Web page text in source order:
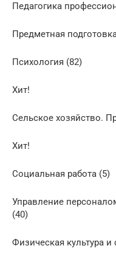
Педагогика
Предметная
Психология (82)
Хит!
Сельское хозяйство.
Хит!
Социальная работа (5)
Управление
(40)
Физическая культура и